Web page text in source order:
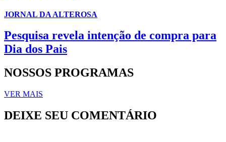
JORNAL DA ALTEROSA
Pesquisa revela intenção de compra para
Dia dos Pais
NOSSOS PROGRAMAS
VER MAIS
DEIXE SEU COMENTÁRIO